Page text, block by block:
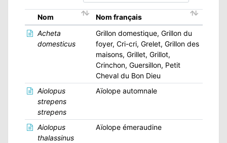
Nom
Nom français
Acheta
domesticus
Grillon domestique, Grillon du
foyer, Cri-cri, Grelet, Grillon des
maisons, Grillet, Grillot,
Crinchon, Guersillon, Petit
Cheval du Bon Dieu
Aiolopus
strepens
strepens
Aïolope automnale
Aiolopus
thalassinus
Aïolope émeraudine